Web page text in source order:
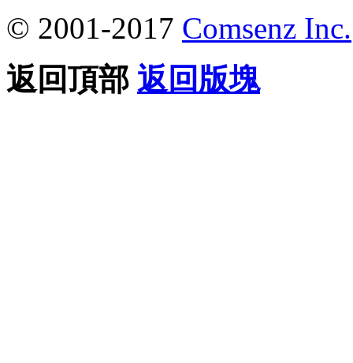
© 2001-2017 Comsenz Inc.
返回頂部 返回版塊